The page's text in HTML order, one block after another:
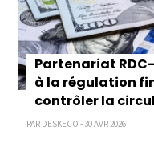
Partenariat
à la régulation
contrôler la
PAR DESKECO - 30 AVR 2026